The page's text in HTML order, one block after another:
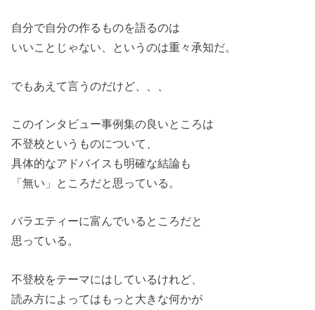
自分で自分の作るものを語るのは
いいことじゃない、というのは重々承知だ。
でもあえて言うのだけど、、、
このインタビュー事例集の良いところは
不登校というものについて、
具体的なアドバイスも明確な結論も
「無い」ところだと思っている。
バラエティーに富んでいるところだと
思っている。
不登校をテーマにはしているけれど、
読み方によってはもっと大きな何かが